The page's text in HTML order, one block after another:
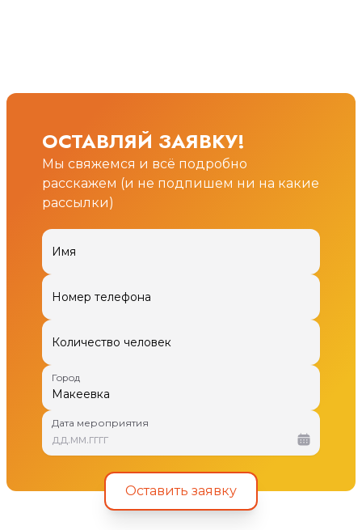
ОСТАВЛЯЙ ЗАЯВКУ!
Мы свяжемся и всё подробно
расскажем (и не подпишем ни на какие
рассылки)
Имя
Номер телефона
Количество человек
Город
Дата мероприятия
дд.мм.гггг
Оставить заявку